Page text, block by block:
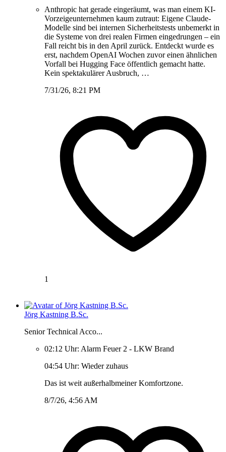
Anthropic hat gerade eingeräumt, was man einem KI-
Vorzeigeunternehmen kaum zutraut: Eigene Claude-
Modelle sind bei internen Sicherheitstests unbemerkt in
die Systeme von drei realen Firmen eingedrungen – ein
Fall reicht bis in den April zurück. Entdeckt wurde es
erst, nachdem OpenAI Wochen zuvor einen ähnlichen
Vorfall bei Hugging Face öffentlich gemacht hatte.
Kein spektakulärer Ausbruch, …
7/31/26, 8:21 PM
1
Jörg Kastning B.Sc.
Senior Technical Acco...
02:12 Uhr: Alarm Feuer 2 - LKW Brand
04:54 Uhr: Wieder zuhaus
Das ist weit außerhalbmeiner Komfortzone.
8/7/26, 4:56 AM